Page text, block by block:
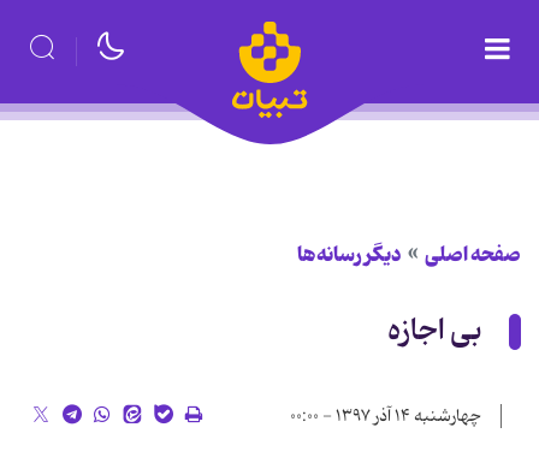
صفحه اصلی دیگر رسانه‌ها
بی اجازه
چهارشنبه ۱۴ آذر ۱۳۹۷ - ۰۰:۰۰